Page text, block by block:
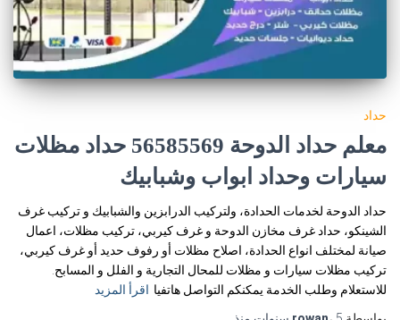
حداد
معلم حداد الدوحة 56585569 حداد مظلات
سيارات وحداد ابواب وشبابيك
حداد الدوحة لخدمات الحدادة، ولتركيب الدرابزين والشبابيك و تركيب غرف
الشينكو، حداد غرف مخازن الدوحة و غرف كيربي، تركيب مظلات، اعمال
صيانة لمختلف انواع الحدادة، اصلاح مظلات أو رفوف حديد أو غرف كيربي،
تركيب مظلات سيارات و مظلات للمحال التجارية و الفلل و المسابح.
للاستعلام وطلب الخدمة يمكنكم التواصل هاتفيا اقرأ المزيد